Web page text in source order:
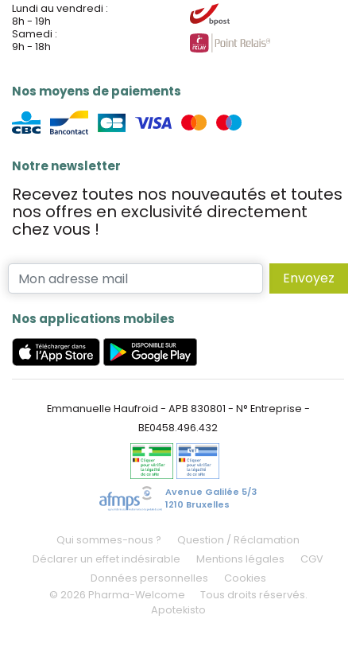
Lundi au vendredi :
8h - 19h
Samedi :
9h - 18h
Nos moyens de paiements
Notre newsletter
Recevez toutes nos nouveautés et toutes
nos offres en exclusivité directement
chez vous !
Envoyez
Nos applications mobiles
Emmanuelle Haufroid - APB 830801 - N° Entreprise -
BE0458.496.432
Avenue Galilée 5/3
1210 Bruxelles
Qui sommes-nous ?
Question / Réclamation
Déclarer un effet indésirable
Mentions légales
CGV
Données personnelles
Cookies
© 2026 Pharma-Welcome
Tous droits réservés.
Apotekisto